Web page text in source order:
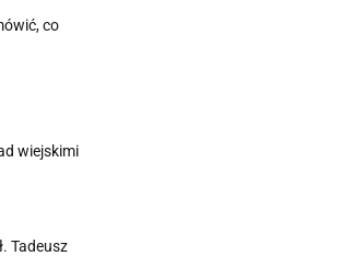
co
wiejskimi
Tadeusz